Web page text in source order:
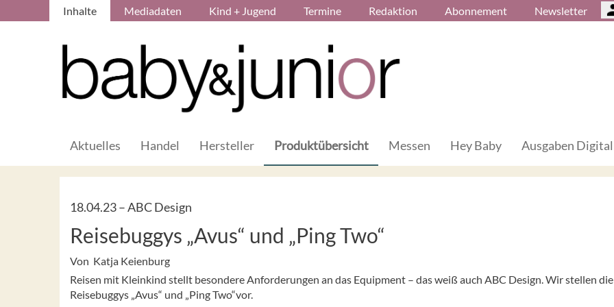
Inhalte Mediadaten Kind + Jugend Termine Redaktion Abonnement Newsletter
Aktuelles Handel Hersteller Produktübersicht Messen Hey Baby Ausgaben Digital
18.04.23 –ABC Design
Reisebuggys „Avus“ und „Ping Two“
Von Katja Keienburg
Reisen mit Kleinkind stellt besondere Anforderungen an das Equipment – das weiß auch ABC Design. Wir stellen die
Reisebuggys „Avus“ und „Ping Two“vor.